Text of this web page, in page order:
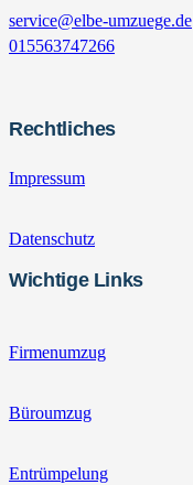
service@elbe-umzuege.de
015563747266
Rechtliches
Impressum
Datenschutz
Wichtige Links
Firmenumzug
Büroumzug
Entrümpelung